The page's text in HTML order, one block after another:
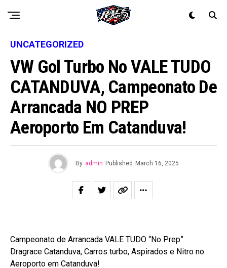
UNCATEGORIZED
VW Gol Turbo No VALE TUDO
CATANDUVA, Campeonato De
Arrancada NO PREP
Aeroporto Em Catanduva!
By admin Published March 16, 2025
Campeonato de Arrancada VALE TUDO “No Prep”
Dragrace Catanduva, Carros turbo, Aspirados e Nitro no
Aeroporto em Catanduva!